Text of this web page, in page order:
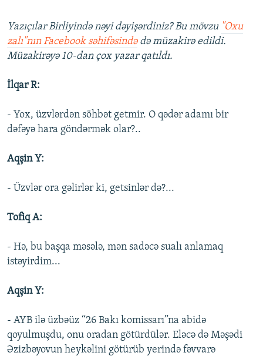
Yazıçılar Birliyində nəyi dəyişərdiniz? Bu mövzu "Oxu
zalı"nın Facebook səhifəsindədə müzakirə edildi.
Müzakirəyə 10-dan çox yazar qatıldı.
İlqar R:
- Yox, üzvlərdən söhbət getmir. O qədər adamı bir
dəfəyə hara göndərmək olar?..
Aqşin Y:
- Üzvlər ora gəlirlər ki, getsinlər də?...
Tofiq A:
- Hə, bu başqa məsələ, mən sadəcə sualı anlamaq
istəyirdim...
Aqşin Y:
- AYB ilə üzbəüz “26 Bakı komissarı”na abidə
qoyulmuşdu, onu oradan götürdülər. Eləcə də Məşədi
Əzizbəyovun heykəlini götürüb yerində fəvvarə